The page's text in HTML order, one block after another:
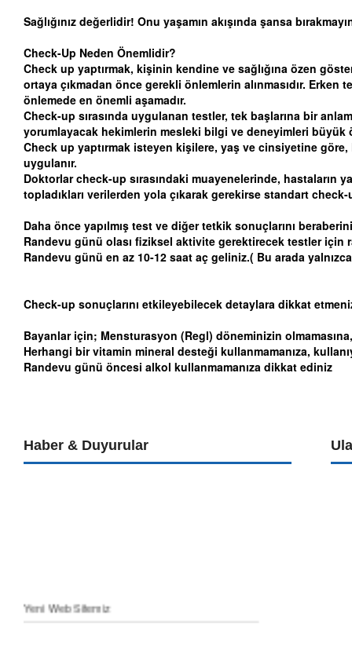
Sağlığınız değerlidir! Onu yaşamın akışında şansa
Check-Up Neden Önemlidir?
Check up yaptırmak, kişinin kendine ve sağlığına özen
ortaya çıkmadan önce gerekli önlemlerin alınmasıdır. Erken
önlemede en önemli aşamadır.
Check-up sırasında uygulanan testler, tek başlarına bir
yorumlayacak hekimlerin mesleki bilgi ve deneyimleri büyük
Check up yaptırmak isteyen kişilere, yaş ve cinsiyetine göre,
uygulanır.
Doktorlar check-up sırasındaki muayenelerinde,
topladıkları verilerden yola çıkarak gerekirse standart
Daha önce yapılmış test ve diğer tetkik sonuçlarını
Randevu günü olası fiziksel aktivite gerektirecek testler için
Randevu günü en az 10-12 saat aç geliniz.( Bu arada
Check-up sonuçlarını etkileyebilecek detaylara dikkat
Bayanlar için; Mensturasyon (Regl) döneminizin olmamasına,
Herhangi bir vitamin mineral desteği kullanmamanıza,
Randevu günü öncesi alkol kullanmamanıza dikkat ediniz
Haber & Duyurular
Yeni Web Sitemiz